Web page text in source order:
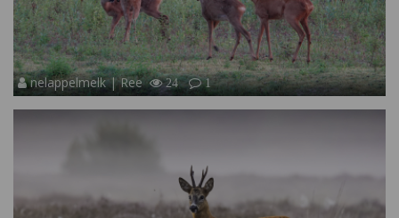
nelappelmelk | Ree 24 1